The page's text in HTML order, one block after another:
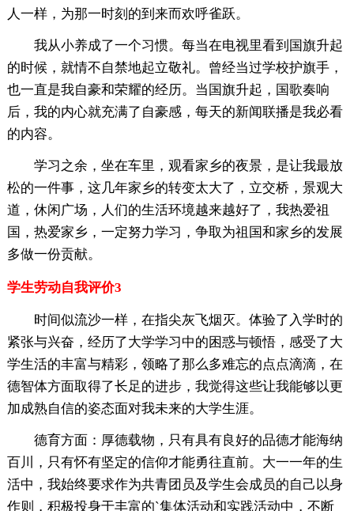
人一样，为那一时刻的到来而欢呼雀跃。
我从小养成了一个习惯。每当在电视里看到国旗升起
的时候，就情不自禁地起立敬礼。曾经当过学校护旗手，
也一直是我自豪和荣耀的经历。当国旗升起，国歌奏响
后，我的内心就充满了自豪感，每天的新闻联播是我必看
的内容。
学习之余，坐在车里，观看家乡的夜景，是让我最放
松的一件事，这几年家乡的转变太大了，立交桥，景观大
道，休闲广场，人们的生活环境越来越好了，我热爱祖
国，热爱家乡，一定努力学习，争取为祖国和家乡的发展
多做一份贡献。
学生劳动自我评价3
时间似流沙一样，在指尖灰飞烟灭。体验了入学时的
紧张与兴奋，经历了大学学习中的困惑与顿悟，感受了大
学生活的丰富与精彩，领略了那么多难忘的点点滴滴，在
德智体方面取得了长足的进步，我觉得这些让我能够以更
加成熟自信的姿态面对我未来的大学生涯。
德育方面：厚德载物，只有具有良好的品德才能海纳
百川，只有怀有坚定的信仰才能勇往直前。大一一年的生
活中，我始终要求作为共青团员及学生会成员的自己以身
作则，积极投身于丰富的`集体活动和实践活动中，不断